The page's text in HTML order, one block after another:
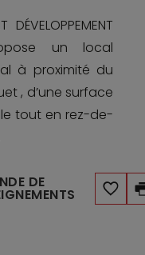
DÉVELOPPEMENT
un local
à proximité du
, d’une surface
le tout en rez-de-
DE